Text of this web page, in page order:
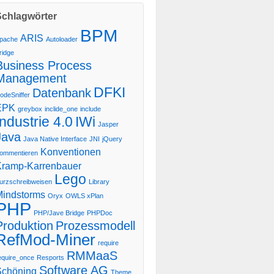
ARIS Autoloader BPM
Process
Datenbank DFKI
greybox inclide_one include
4.0 IWi Jasper
Java Native Interface JNI jQuery
Konventionen
Karrenbauer
Lego Library
Oryx OWLS xPlan
PHP/Jave Bridge PHPDoc
Prozessmodell
Miner require
Resports RMMaaS
Software AG Theme